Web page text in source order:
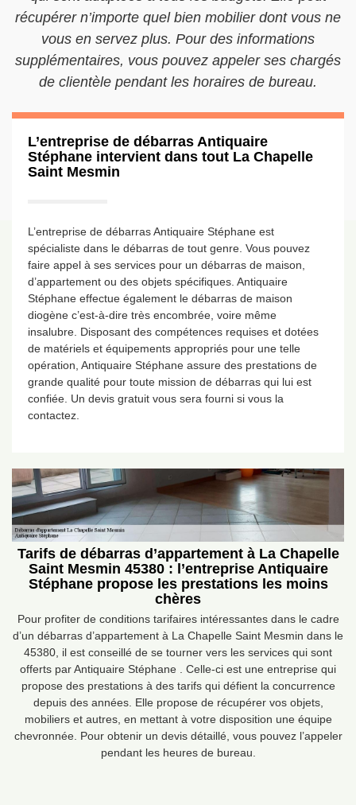
récupérer n’importe quel bien mobilier dont vous ne
vous en servez plus. Pour des informations
supplémentaires, vous pouvez appeler ses chargés
de clientèle pendant les horaires de bureau.
L’entreprise de débarras Antiquaire
Stéphane intervient dans tout La Chapelle
Saint Mesmin
L’entreprise de débarras Antiquaire Stéphane est
spécialiste dans le débarras de tout genre. Vous pouvez
faire appel à ses services pour un débarras de maison,
d’appartement ou des objets spécifiques. Antiquaire
Stéphane effectue également le débarras de maison
diogène c’est-à-dire très encombrée, voire même
insalubre. Disposant des compétences requises et dotées
de matériels et équipements appropriés pour une telle
opération, Antiquaire Stéphane assure des prestations de
grande qualité pour toute mission de débarras qui lui est
confiée. Un devis gratuit vous sera fourni si vous la
contactez.
Tarifs de débarras d’appartement à La Chapelle
Saint Mesmin 45380 : l’entreprise Antiquaire
Stéphane propose les prestations les moins
chères
Pour profiter de conditions tarifaires intéressantes dans le cadre
d’un débarras d’appartement à La Chapelle Saint Mesmin dans le
45380, il est conseillé de se tourner vers les services qui sont
offerts par Antiquaire Stéphane . Celle-ci est une entreprise qui
propose des prestations à des tarifs qui défient la concurrence
depuis des années. Elle propose de récupérer vos objets,
mobiliers et autres, en mettant à votre disposition une équipe
chevronnée. Pour obtenir un devis détaillé, vous pouvez l’appeler
pendant les heures de bureau.